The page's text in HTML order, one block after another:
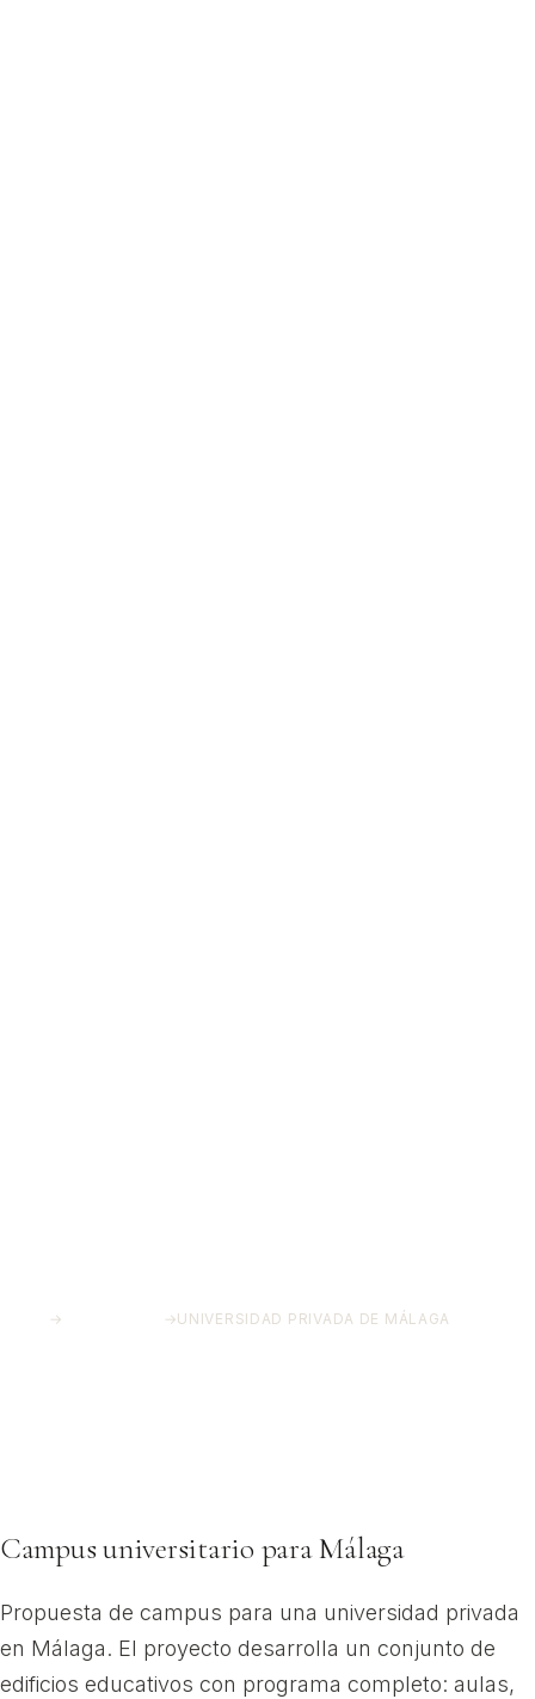
→ →UNIVERSIDAD PRIVADA DE MÁLAGA
Campus universitario para Málaga
Propuesta de campus para una universidad privada
en Málaga. El proyecto desarrolla un conjunto de
edificios educativos con programa completo: aulas,